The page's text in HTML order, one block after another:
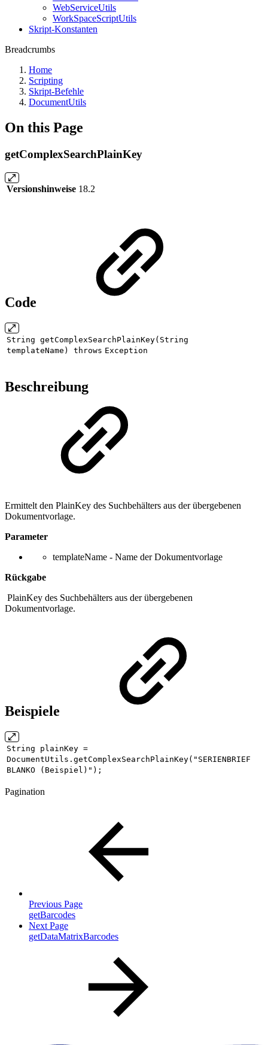
WebServiceUtils
WorkSpaceScriptUtils
Skript-Konstanten
Breadcrumbs
Home
Scripting
Skript-Befehle
DocumentUtils
On this Page
getComplexSearchPlainKey
Versionshinweise 18.2
Code
String getComplexSearchPlainKey(String
templateName) throws Exception
Beschreibung
Ermittelt den PlainKey des Suchbehälters aus der übergebenen
Dokumentvorlage.
Parameter
templateName - Name der Dokumentvorlage
Rückgabe
PlainKey des Suchbehälters aus der übergebenen
Dokumentvorlage.
Beispiele
String plainKey =
DocumentUtils.getComplexSearchPlainKey( "SERIENBRIEF
BLANKO (Beispiel)" );
Pagination
Previous Page
getBarcodes
Next Page
getDataMatrixBarcodes